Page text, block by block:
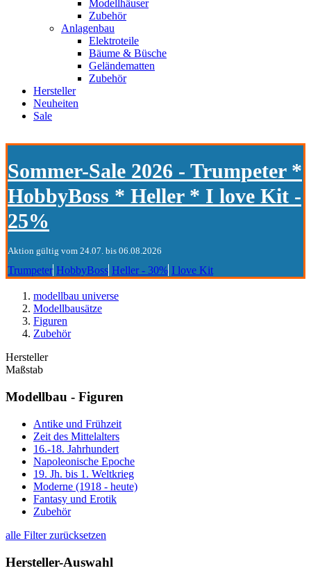
Modellhäuser
Zubehör
Anlagenbau
Elektroteile
Bäume & Büsche
Geländematten
Zubehör
Hersteller
Neuheiten
Sale
Sommer-Sale 2026 - Trumpeter *
HobbyBoss * Heller * I love Kit -
25%
Aktion gültig vom 24.07. bis 06.08.2026
Trumpeter HobbyBoss Heller - 30% I love Kit
modellbau universe
Modellbausätze
Figuren
Zubehör
Hersteller
Maßstab
Modellbau - Figuren
Antike und Frühzeit
Zeit des Mittelalters
16.-18. Jahrhundert
Napoleonische Epoche
19. Jh. bis 1. Weltkrieg
Moderne (1918 - heute)
Fantasy und Erotik
Zubehör
alle Filter zurücksetzen
Hersteller-Auswahl